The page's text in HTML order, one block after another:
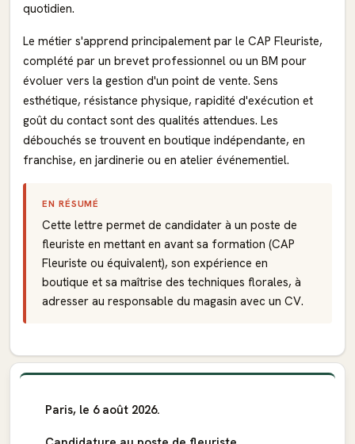
quotidien.
Le métier s'apprend principalement par le CAP Fleuriste,
complété par un brevet professionnel ou un BM pour
évoluer vers la gestion d'un point de vente. Sens
esthétique, résistance physique, rapidité d'exécution et
goût du contact sont des qualités attendues. Les
débouchés se trouvent en boutique indépendante, en
franchise, en jardinerie ou en atelier événementiel.
EN RÉSUMÉ
Cette lettre permet de candidater à un poste de
fleuriste en mettant en avant sa formation (CAP
Fleuriste ou équivalent), son expérience en
boutique et sa maîtrise des techniques florales, à
adresser au responsable du magasin avec un CV.
Paris, le 6 août 2026.